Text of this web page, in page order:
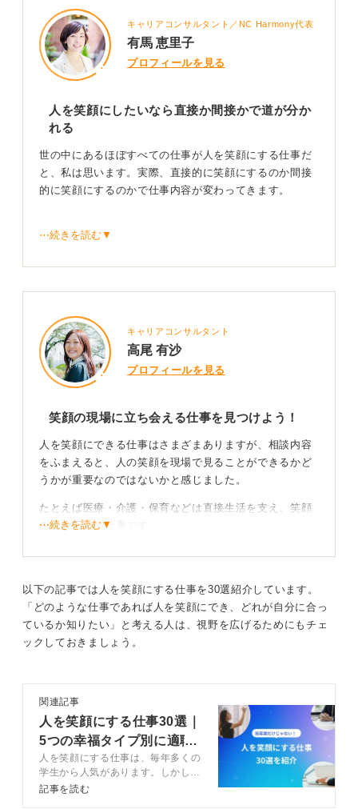
キャリアコンサルタント／NC Harmony代表
有馬 恵里子
プロフィールを見る
人を笑顔にしたいなら直接か間接かで道が分か
れる
世の中にあるほぼすべての仕事が人を笑顔にする仕事だ
と、私は思います。実際、直接的に笑顔にするのか間接
的に笑顔にするのかで仕事内容が変わってきます。
直接的に人を笑顔にする仕事としては、保育士や塾講師
ネイリスト、インストラクターのように美容や健康の分
野で人の支援をする仕事がイメージしやすいでしょう。
共通するのは人とのやりとりです。対人折衝力が高い
っている人には向いています。
ダイレクトに感謝を伝えてもらえる場面が多いためやり
がいも感じやすいと言えます。
世の中の反応を受け取る仕事
メーカーの商品開発やデザイナー、システム開発などの
仕事は直接的にお客様とやりとりする機会は少ないで
す。しかし、自分が生み出した商品や作品が世の中に受
け入れられ、喜ばれる達成感を感じられます。
自分の仕事にプライドを持ち、地道ながらも着実に仕事
を進めていきたい人には向いていると思います。
0
⋯続きを読む▼
キャリアコンサルタント
高尾 有沙
プロフィールを見る
笑顔の現場に立ち会える仕事を見つけよう！
人を笑顔にできる仕事はさまざまありますが、相談内容
をふまえると、人の笑顔を現場で見ることができるかど
うかが重要なのではないかと感じました。
たとえば医療・介護・保育などは直接生活を支え、笑顔
を生む王道の仕事です。
ほかにもテーマパーク運営やスポーツイベント企画、ソ
ミュニティマネージャー（コワーキングスペースやオン
ラインサロン）など、その選択肢は多彩です。
これらの仕事に共通して求められるのは相手視点と場を
創り出す力です。大学時代からボランティアやイベント
運営などに参加し、実際に誰かを笑顔にした経験を積ん
でおくことが大切だといえます。
そのなかで感じたやりがいや大変さを具体的に語れる
⋯続きを読む▼
以下の記事では人を笑顔にする仕事を30選紹介しています。
「どのような仕事であれば人を笑顔にでき、どれが自分に合っ
ているか知りたい」と考える人は、視野を広げるためにもチェ
ックしておきましょう。
関連記事
人を笑顔にする仕事30選｜
5つの幸福タイプ別に適職
を解説
人を笑顔にする仕事は、毎年多くの
学生から人気があります。しかし、
実は人を笑顔にするのはどの仕事に
記事を読む